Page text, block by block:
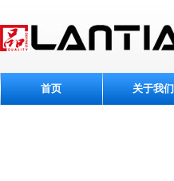
首页 关于我们